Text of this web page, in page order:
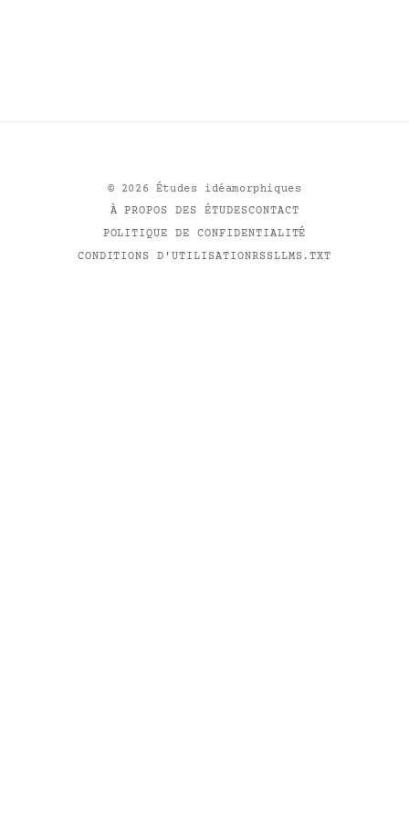
© 2026 Études idéamorphiques
À PROPOS DES ÉTUDESCONTACT
POLITIQUE DE CONFIDENTIALITÉ
CONDITIONS D'UTILISATIONRSSLLMS.TXT